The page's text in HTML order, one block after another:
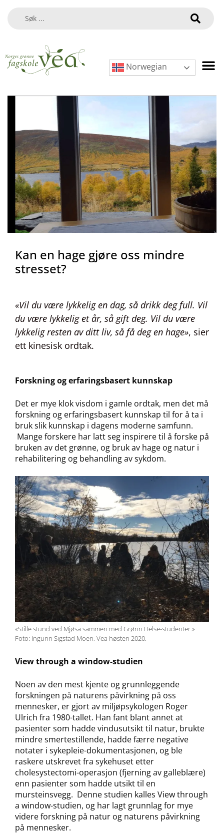
Norwegian
Kan en hage gjøre oss mindre
stresset?
«Vil du være lykkelig en dag, så drikk deg full. Vil
du være lykkelig et år, så gift deg. Vil du være
lykkelig resten av ditt liv, så få deg en hage», sier
ett kinesisk ordtak.
Forskning og erfaringsbasert kunnskap
Det er mye klok visdom i gamle ordtak, men det må
forskning og erfaringsbasert kunnskap til for å ta i
bruk slik kunnskap i dagens moderne samfunn.
Mange forskere har latt seg inspirere til å forske på
bruken av det grønne, og bruk av hage og natur i
rehabilitering og behandling av sykdom.
«Stille stund ved Mjøsa sammen med Grønn Helse-studenter.»
Foto: Ingunn Sigstad Moen, Vea høsten 2020.
View through a window-studien
Noen av den mest kjente og grunnleggende
forskningen på naturens påvirkning på oss
mennesker, er gjort av miljøpsykologen Roger
Ulrich fra 1980-tallet. Han fant blant annet at
pasienter som hadde vindusutsikt til natur, brukte
mindre smertestillende, hadde færre negative
notater i sykepleie-dokumentasjonen, og ble
raskere utskrevet fra sykehuset etter
cholesystectomi-operasjon (fjerning av galleblære)
enn pasienter som hadde utsikt til en
mursteinsvegg. Denne studien kalles View through
a window-studien, og har lagt grunnlag for mye
videre forskning på natur og naturens påvirkning
på mennesker.